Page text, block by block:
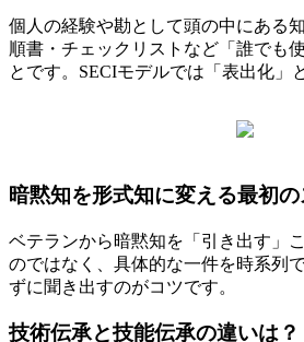
個人の経験や勘として頭の中にある
順書・チェックリストなど「誰でも
とです。SECIモデルでは「表出化」
暗黙知を形式知に変える最初
ベテランから暗黙知を「引き出す」
のではなく、具体的な一件を時系列
ずに聞き出すのがコツです。
技術伝承と技能伝承の違いは？